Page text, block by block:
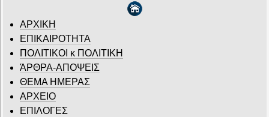
ΑΡΧΙΚΗ
ΕΠΙΚΑΙΡΟΤΗΤΑ
ΠΟΛΙΤΙΚΟΙ κ ΠΟΛΙΤΙΚΗ
ΆΡΘΡΑ-ΑΠΟΨΕΙΣ
ΘΕΜΑ ΗΜΕΡΑΣ
ΑΡΧΕΙΟ
ΕΠΙΛΟΓΕΣ